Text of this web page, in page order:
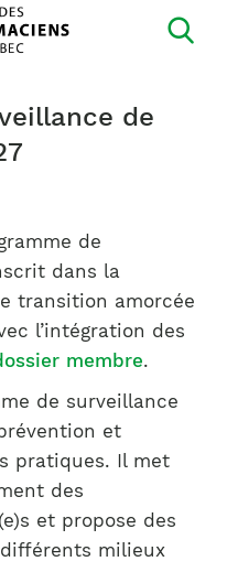
de
de
dans la
transition amorcée
l’intégration des
membre.
de surveillance
et
pratiques. Il met
des
et propose des
milieux